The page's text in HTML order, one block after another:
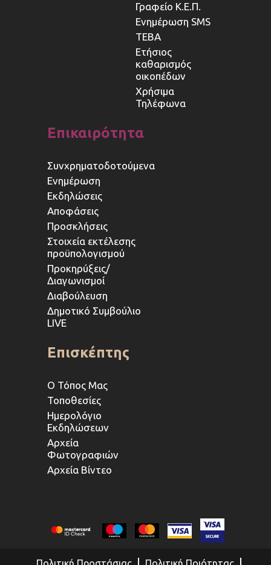
Γραφείο Κ.Ε.Π.
Ενημέρωση SMS
ΤΕΒΑ
Ετήσιος
καθαρισμός
οικοπέδων
Χρήσιμα
Τηλέφωνα
Επικαιρότητα
Συνχρηματοδοτούμενα
Ενημέρωση
Εκδηλώσεις
Αποφάσεις
Προσκλήσεις
Στοιχεία εκτέλεσης
προϋπολογισμού
Προκηρύξεις/
Διαγωνισμοί
Διαβούλευση
Δημοτικό Συμβούλιο
LIVE
Επισκέπτης
Ο Τόπος Μας
Τοποθεσίες
Ημερολόγιο
Εκδηλώσεων
Αρχεία
Φωτογραφιών
Αρχεία Βίντεο